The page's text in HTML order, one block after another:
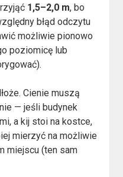
1,5–2,0 m, bo
błąd odczytu
możliwie pionowo
poziomicę lub
Cienie muszą
— jeśli budynek
a kij stoi na kostce,
mierzyć na możliwie
miejscu (ten sam